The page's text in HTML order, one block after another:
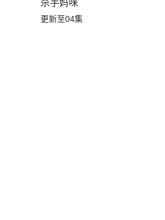
杀手妈咪
更新至04集